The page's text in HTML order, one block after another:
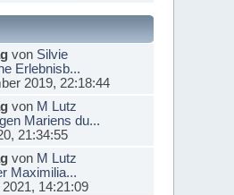
von Silvie
Erlebnisb...
2019, 22:18:44
von M Lutz
Mariens du...
21:34:55
von M Lutz
Maximilia...
14:21:09